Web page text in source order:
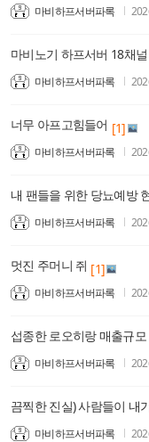
마비하프서버파록
마비노기 하프서버 18채
마비하프서버파록
너무 아프고힘들어 [1]
마비하프서버파록
내 팬들을 위한 당뇨예방
마비하프서버파록
멋진 주머니 쥐 [1]
마비하프서버파록
섭종한 로오히랑 매출규
마비하프서버파록
마비하프서버파록